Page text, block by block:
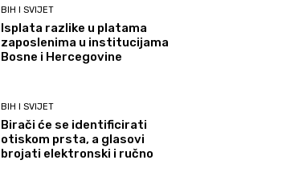
BIH I SVIJET
Isplata razlike u platama
zaposlenima u institucijama
Bosne i Hercegovine
BIH I SVIJET
Birači će se identificirati
otiskom prsta, a glasovi
brojati elektronski i ručno